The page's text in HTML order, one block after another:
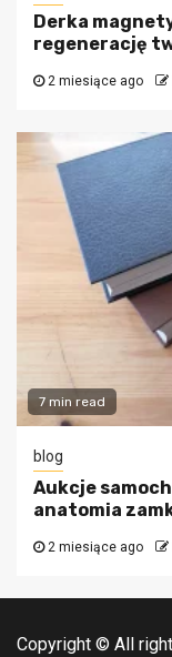
Derka
regenerację
2 miesiące ago
7 min read
blog
Aukcje
anatomia
2 miesiące ago
Copyright © All